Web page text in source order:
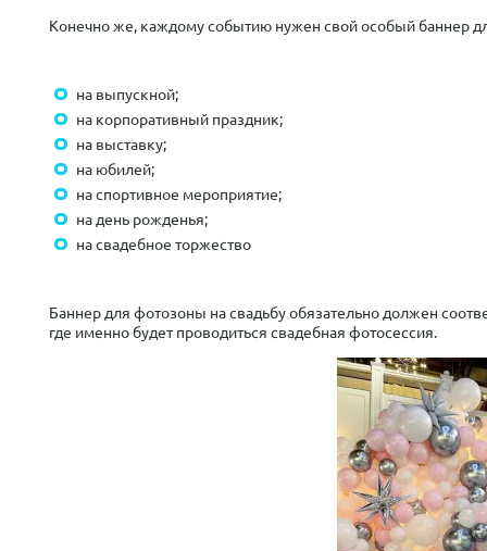
Конечно же, каждому событию нужен свой особый баннер
на выпускной;
на корпоративный праздник;
на выставку;
на юбилей;
на спортивное мероприятие;
на день рожденья;
на свадебное торжество
Баннер для фотозоны на свадьбу обязательно должен
где именно будет проводиться свадебная фотосессия.